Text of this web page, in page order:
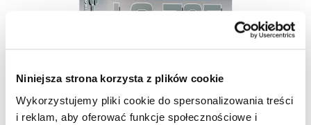
Niniejsza strona korzysta z plików cookie
Wykorzystujemy pliki cookie do spersonalizowania treści
i reklam, aby oferować funkcje społecznościowe i